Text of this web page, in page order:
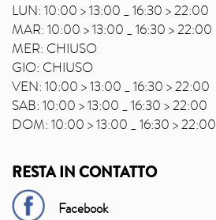
LUN: 10:00 > 13:00 _ 16:30 > 22:00
MAR: 10:00 > 13:00 _ 16:30 > 22:00
MER: CHIUSO
GIO: CHIUSO
VEN: 10:00 > 13:00 _ 16:30 > 22:00
SAB: 10:00 > 13:00 _ 16:30 > 22:00
DOM: 10:00 > 13:00 _ 16:30 > 22:00
RESTA IN CONTATTO
Facebook